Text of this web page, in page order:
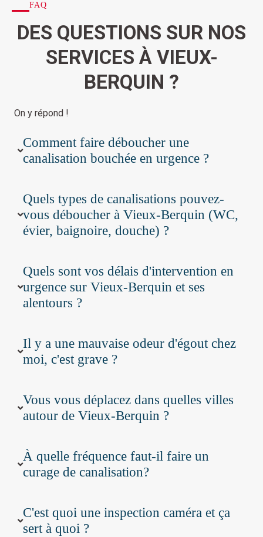
FAQ
DES QUESTIONS SUR NOS
SERVICES À VIEUX-
BERQUIN ?
On y répond !
Comment faire déboucher une
canalisation bouchée en urgence ?
Quels types de canalisations pouvez-
vous déboucher à Vieux-Berquin (WC,
évier, baignoire, douche) ?
Quels sont vos délais d'intervention en
urgence sur Vieux-Berquin et ses
alentours ?
Il y a une mauvaise odeur d'égout chez
moi, c'est grave ?
Vous vous déplacez dans quelles villes
autour de Vieux-Berquin ?
À quelle fréquence faut-il faire un
curage de canalisation?
C'est quoi une inspection caméra et ça
sert à quoi ?